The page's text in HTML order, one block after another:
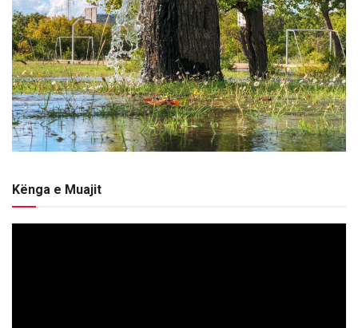
Kënga e Muajit